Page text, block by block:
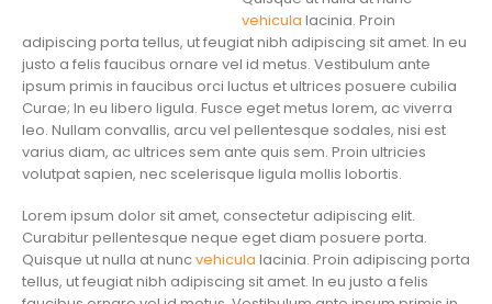
vehicula lacinia. Proin
adipiscing porta tellus, ut feugiat nibh adipiscing sit amet. In eu
justo a felis faucibus ornare vel id metus. Vestibulum ante
ipsum primis in faucibus orci luctus et ultrices posuere cubilia
Curae; In eu libero ligula. Fusce eget metus lorem, ac viverra
leo. Nullam convallis, arcu vel pellentesque sodales, nisi est
varius diam, ac ultrices sem ante quis sem. Proin ultricies
volutpat sapien, nec scelerisque ligula mollis lobortis.
Lorem ipsum dolor sit amet, consectetur adipiscing elit.
Curabitur pellentesque neque eget diam posuere porta.
Quisque ut nulla at nuncvehicula lacinia. Proin adipiscing porta
tellus, ut feugiat nibh adipiscing sit amet. In eu justo a felis